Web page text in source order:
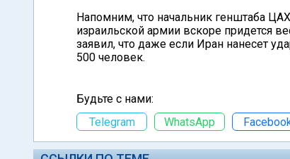
Напомним, что начальник генштаба
израильской армии вскоре придется
заявил, что даже если Иран нанесет
500 человек.
Будьте с нами:
Telegram
WhatsApp